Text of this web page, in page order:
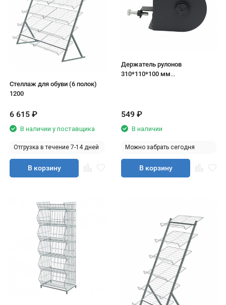
Стеллаж для обуви (6 полок)
1200
6 615 ₽
В наличии у поставщика
Отгрузка в течение 7-14 дней
В корзину
Держатель рулонов
310*110*100 мм
549 ₽
В наличии
Можно забрать сегодня
В корзину